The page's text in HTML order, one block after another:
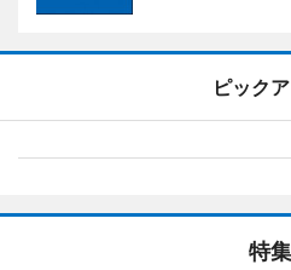
ピック
特集